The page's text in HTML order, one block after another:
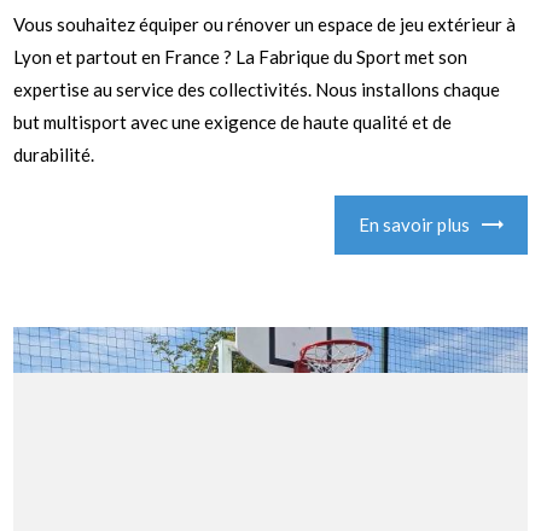
Vous souhaitez équiper ou rénover un espace de jeu extérieur à
Lyon et partout en France ? La Fabrique du Sport met son
expertise au service des collectivités. Nous installons chaque
but multisport avec une exigence de haute qualité et de
durabilité.
En savoir plus